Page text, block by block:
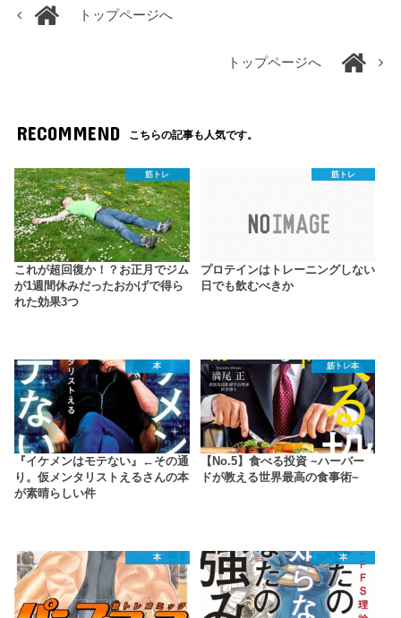
トップページへ
トップページへ
RECOMMEND こちらの記事も人気です。
筋トレ
これが超回復か！？お正月でジム
が1週間休みだったおかげで得ら
れた効果3つ
筋トレ
プロテインはトレーニングしない
日でも飲むべきか
本
『イケメンはモテない』←その通
り。仮メンタリストえるさんの本
が素晴らしい件
筋トレ本
【No.5】食べる投資 ~ハーバー
ドが教える世界最高の食事術~
本 本